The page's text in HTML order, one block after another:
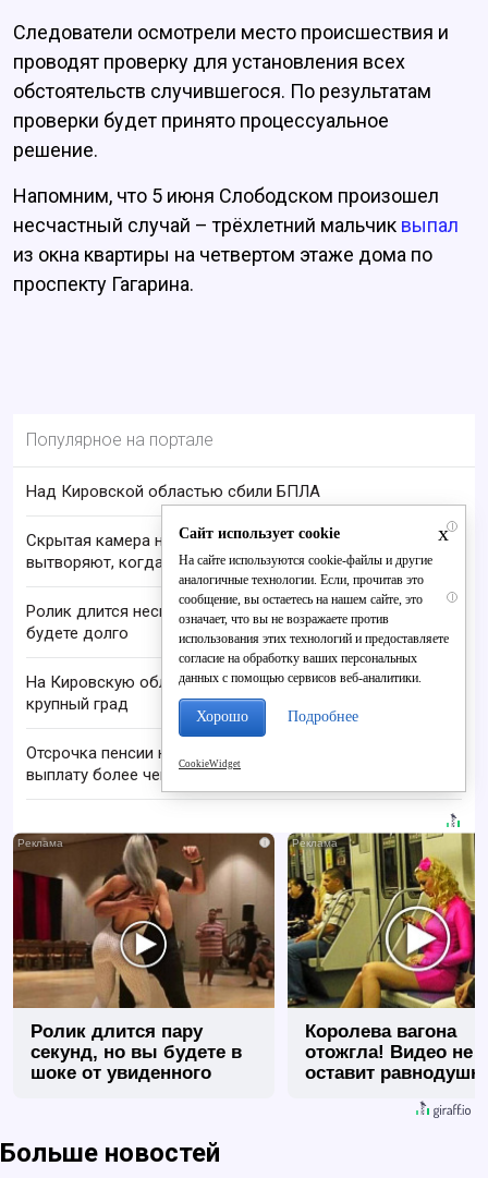
Следователи осмотрели место происшествия и
проводят проверку для установления всех
обстоятельств случившегося. По результатам
проверки будет принято процессуальное
решение.
Напомним, что 5 июня Слободском произошел
несчастный случай – трёхлетний мальчик выпал
из окна квартиры на четвертом этаже дома по
проспекту Гагарина.
Популярное на портале
Над Кировской областью сбили БПЛА
i
Скрытая камера на пляже Крыма: Что люди
вытворяют, когда их не видят...
i
Ролик длится несколько секунд, а смеяться вы
будете долго
На Кировскую область надвигаются шквалы и
крупный град
Отсрочка пенсии на 10 лет может увеличить
выплату более чем вдвое
i
Ролик длится пару
секунд, но вы будете в
шоке от увиденного
Королева вагона
отожгла! Видео не
оставит
Больше новостей
x
Сайт использует cookie
На сайте используются cookie-файлы и другие
аналогичные технологии. Если, прочитав это
сообщение, вы остаетесь на нашем сайте, это
означает, что вы не возражаете против
использования этих технологий и предоставляете
согласие на обработку ваших персональных
данных с помощью сервисов веб-аналитики.
Хорошо Подробнее
CookieWidget